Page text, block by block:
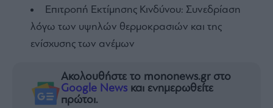
Επιτροπή Εκτίμησης Κινδύνου: Συνεδρίαση
λόγω των υψηλών θερμοκρασιών και της
ενίσχυσης των ανέμων
Ακολουθήστε το mononews.gr στο
Google News και ενημερωθείτε
πρώτοι.